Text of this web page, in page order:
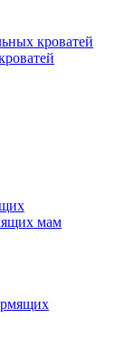
кроватей
мам